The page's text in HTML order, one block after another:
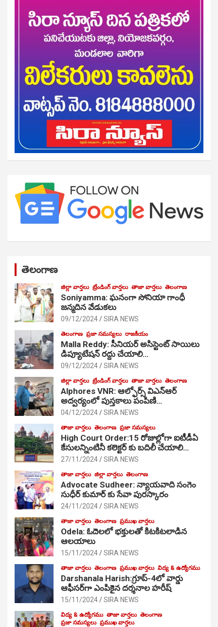
తెలంగాణ
జిల్లా వార్తలు ట్రేండింగ్ వార్తలు తాజా వార్తలు తెలంగాణ
Soniyamma: ఘ‌నంగా సోనియా గాంధీ
జ‌న్మ‌దిన వేడుక‌లు
09/12/2024 SIRA NEWS
తెలంగాణ ప్రజా సమస్యలు రాజకీయం
Malla Reddy: సీనియర్ అసిస్టెంట్ సాయిలు
డిప్యూటేషన్ రద్దు చేయాలి…
09/12/2024 SIRA NEWS
జిల్లా వార్తలు ట్రేండింగ్ వార్తలు తాజా వార్తలు తెలంగాణ
Alphores VNR: ఆల్ఫోర్స్ విఎన్ఆర్
అద్వర్యంలో పుస్తకాలు పంపిణి…
04/12/2024 SIRA NEWS
తాజా వార్తలు తెలంగాణ ప్రజా సమస్యలు
High Court Order:15 రోజుల్లోగా ఐటీడీఏ
కేసులన్నింటినీ కలెక్టర్ కు బదిలీ చేయాలి…
27/11/2024 SIRA NEWS
తాజా వార్తలు జిల్లా వార్తలు తెలంగాణ
Advocate Sudheer: న్యాయవాది సంగెం
సుధీర్ కుమార్ కు సేవా పురస్కారం
24/11/2024 SIRA NEWS
తాజా వార్తలు తెలంగాణ ప్రముఖ వార్తలు
Odela: ఓదెల‌లో భక్తులతో కిటకిటలాడిన
ఆల‌యాలు
15/11/2024 SIRA NEWS
తాజా వార్తలు తెలంగాణ ప్రముఖ వార్తలు విద్య & ఉద్యోగము
Darshanala Harish:గ్రూప్-4లో వార్డు
ఆఫీసర్‌గా ఎంపికైన దర్శనాల హరీష్
15/11/2024 SIRA NEWS
విద్య & ఉద్యోగము తాజా వార్తలు తెలంగాణ
ప్రజా సమస్యలు ప్రముఖ వార్తలు